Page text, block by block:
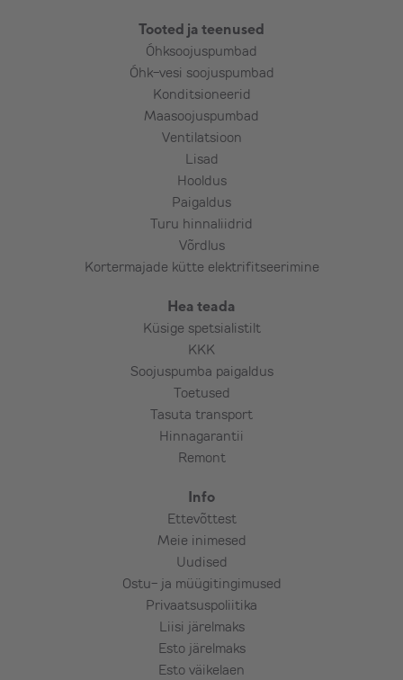
Paigaldused toimuvad tööpäeviti!
Tooted ja teenused
Õhksoojuspumbad
Õhk-vesi soojuspumbad
Konditsioneerid
Maasoojuspumbad
Ventilatsioon
Lisad
Hooldus
Paigaldus
Turu hinnaliidrid
Võrdlus
Kortermajade kütte elektrifitseerimine
Hea teada
Küsige spetsialistilt
KKK
Soojuspumba paigaldus
Toetused
Tasuta transport
Hinnagarantii
Remont
Info
Ettevõttest
Meie inimesed
Uudised
Ostu- ja müügitingimused
Privaatsuspoliitika
Liisi järelmaks
Esto järelmaks
Esto väikelaen